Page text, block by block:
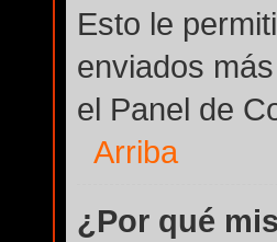
Esto le
enviados
el Panel de
Arriba
¿Por qué